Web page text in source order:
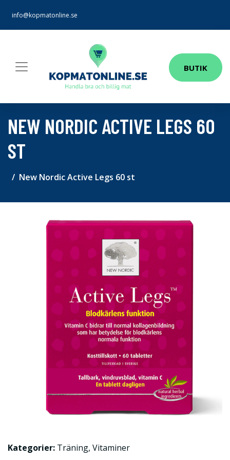
info@kopmatonline.se
BUTIK
NEW NORDIC ACTIVE LEGS 60
ST
New Nordic Active Legs 60 st
Kategorier: Träning, Vitaminer